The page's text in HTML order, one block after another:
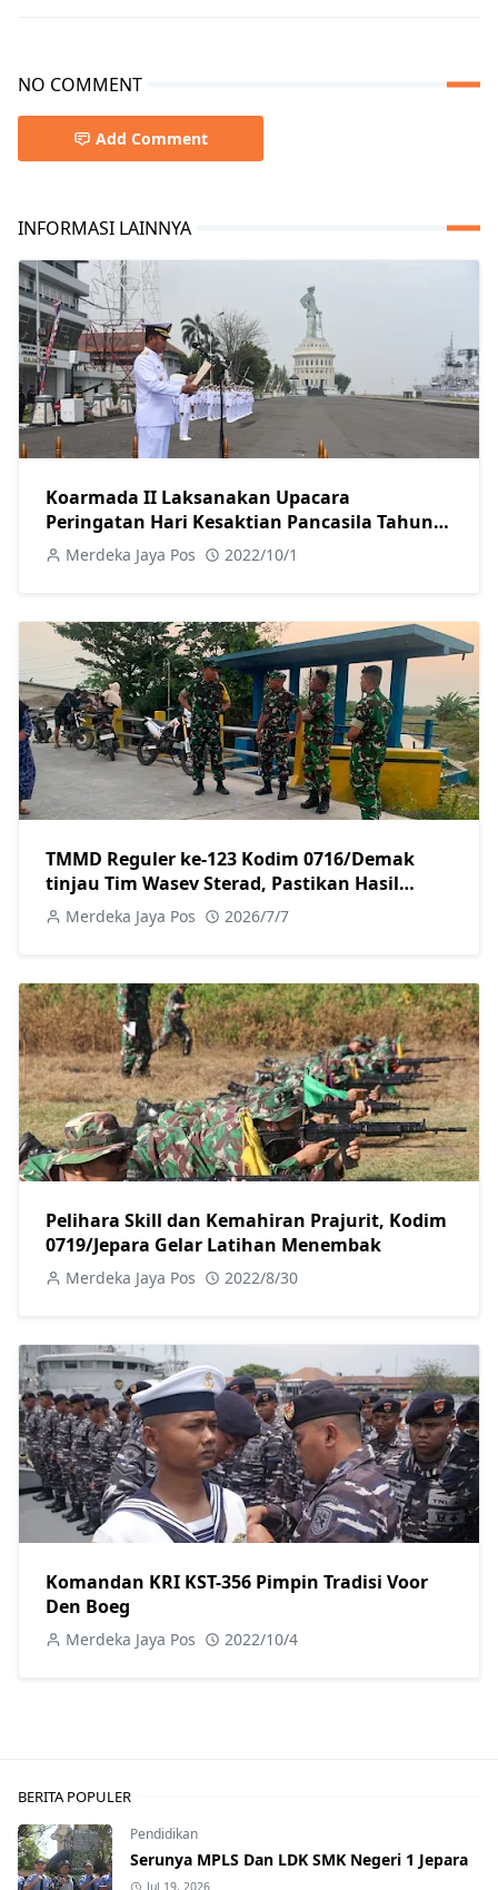
NO COMMENT
Add Comment
INFORMASI LAINNYA
Koarmada II Laksanakan Upacara
Peringatan Hari Kesaktian Pancasila Tahun
2022Merdeka Jaya Pos 2022/10/1
TMMD Reguler ke-123 Kodim 0716/Demak
tinjau Tim Wasev Sterad, Pastikan Hasil
Pembangunan Berkualitas
Merdeka Jaya Pos 2026/7/7
Pelihara Skill dan Kemahiran Prajurit, Kodim
0719/Jepara Gelar Latihan Menembak
Merdeka Jaya Pos 2022/8/30
Komandan KRI KST-356 Pimpin Tradisi Voor
Den Boeg
Merdeka Jaya Pos 2022/10/4
BERITA POPULER
Pendidikan
Serunya MPLS Dan LDK SMK Negeri 1 Jepara